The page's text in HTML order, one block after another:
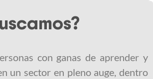
con ganas de aprender y
un sector en pleno auge, dentro